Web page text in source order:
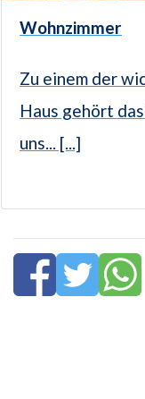
Wohnzimmer
Zu einem der
Haus gehört
uns... [...]